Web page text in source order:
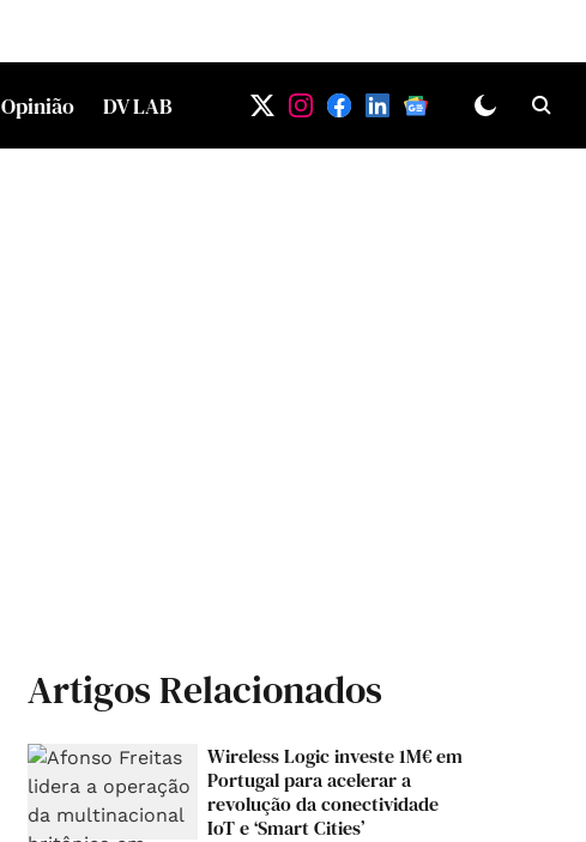
Opinião DV LAB
Artigos Relacionados
Wireless Logic investe 1M€ em
Portugal para acelerar a
revolução da conectividade
IoT e ‘Smart Cities’